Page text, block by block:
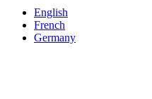
English
French
Germany